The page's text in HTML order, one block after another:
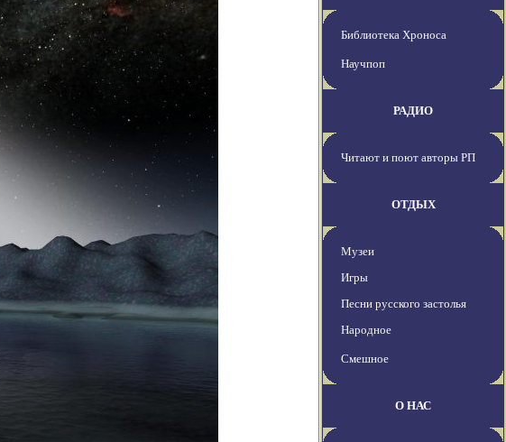
Библиотека Хроноса
Научпоп
РАДИО
Читают и поют авторы РП
ОТДЫХ
Музеи
Игры
Песни русского застолья
Народное
Смешное
О НАС